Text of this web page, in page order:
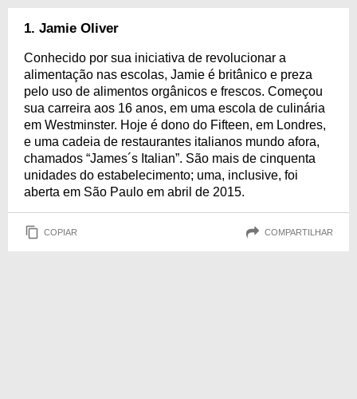
1. Jamie Oliver
Conhecido por sua iniciativa de revolucionar a
alimentação nas escolas, Jamie é britânico e preza
pelo uso de alimentos orgânicos e frescos. Começou
sua carreira aos 16 anos, em uma escola de culinária
em Westminster. Hoje é dono do Fifteen, em Londres,
e uma cadeia de restaurantes italianos mundo afora,
chamados “James´s Italian”. São mais de cinquenta
unidades do estabelecimento; uma, inclusive, foi
aberta em São Paulo em abril de 2015.
COPIAR COMPARTILHAR